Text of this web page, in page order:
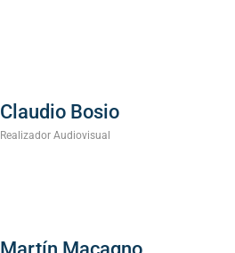
Claudio Bosio
Realizador Audiovisual